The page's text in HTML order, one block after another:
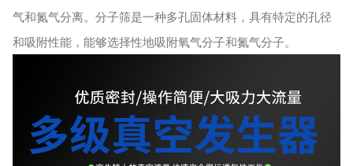
气和氮气分离。‌分子筛是一种多孔固体材料，‌具有特定的孔径
和吸附性能，‌能够选择性地吸附氧气分子和氮气分子。